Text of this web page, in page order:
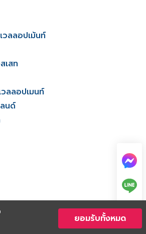
วลลอปเม้นท์
เสท
วลลอปเมนท์
นด์
Estate Broker Association
ยอมรับทั้งหมด